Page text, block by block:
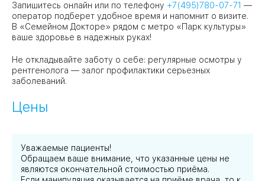
Запишитесь онлайн или по телефону +7(495)780-07-71 —
оператор подберет удобное время и напомнит о визите.
В «Семейном Докторе» рядом с метро «Парк культуры»
ваше здоровье в надежных руках!
Не откладывайте заботу о себе: регулярные осмотры у
рентгенолога — залог профилактики серьезных
заболеваний.
Цены
Уважаемые пациенты!
Обращаем ваше внимание, что указанные цены не
являются окончательной стоимостью приёма.